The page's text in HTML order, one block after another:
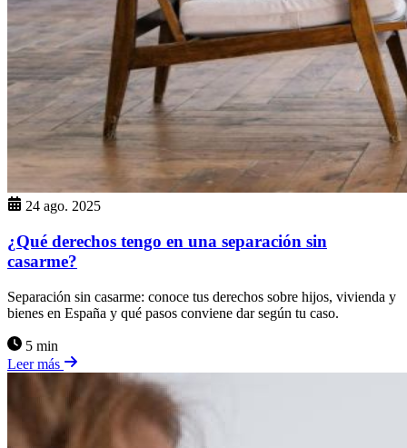
24 ago. 2025
¿Qué derechos tengo en una separación sin
casarme?
Separación sin casarme: conoce tus derechos sobre hijos, vivienda y
bienes en España y qué pasos conviene dar según tu caso.
5 min
Leer más